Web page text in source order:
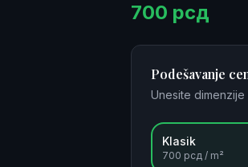
700 рсд
Podešavanje
Unesite dimenzije
Klasik
700 рсд / m²